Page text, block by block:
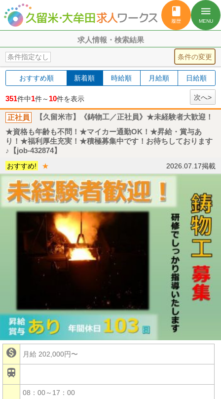
book
履歴
menu
MENU
求人情報・検索結果
条件の変更
条件指定なし
おすすめ順 新着順 時給順 月給順 日給順
351件中1件～ 10件を表示 次へ>
正社員
【久留米市】《鋳物工／正社員》★未経験者大歓迎！
★資格も年齢も不問！★マイカー通勤OK！★昇給・賞与あ
り！★福利厚生充実！★積極募集中です！お待ちしております
♪【job-432874】
おすすめ!
★ 2026.07.17掲載
 月給 202,000円〜

08：00～17：00